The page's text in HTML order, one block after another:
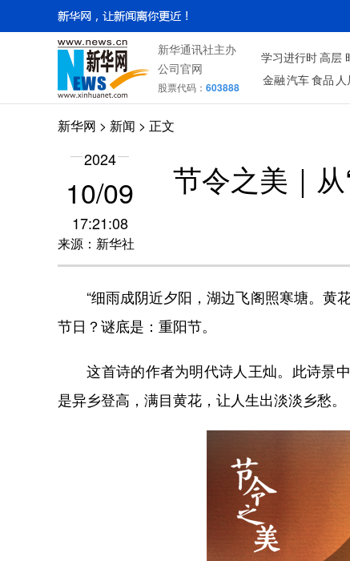
新华通讯社主办
公司官网
股票代码： 603888
学习进行时 高层
金融 汽车 食品
新华网 > 新闻 > 正文
2024
10/09
17:21:08
来源：新华社
节令之美｜
“细雨成阴近夕阳，湖边飞阁照寒塘。黄花
节日？谜底是：重阳节。
这首诗的作者为明代诗人王灿。此诗景中
是异乡登高，满目黄花，让人生出淡淡乡愁。